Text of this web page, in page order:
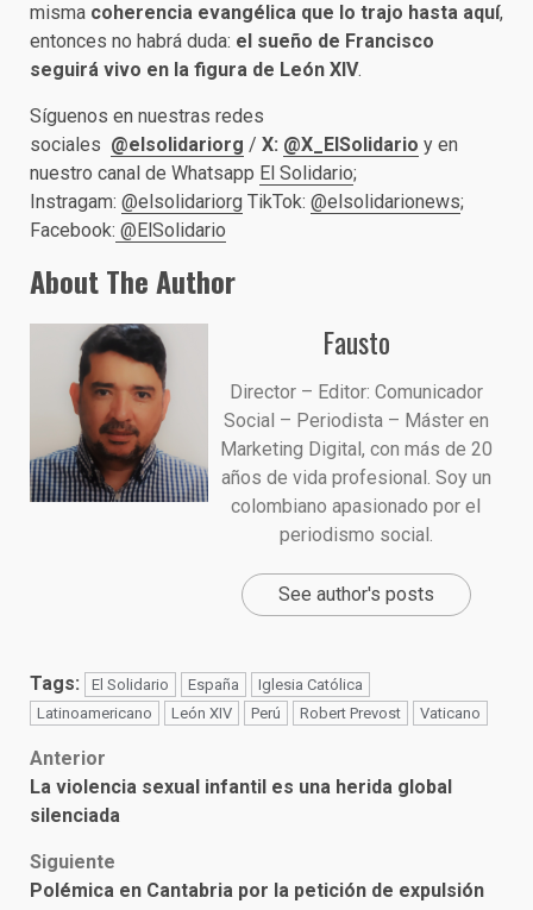
misma coherencia evangélica que lo trajo hasta aquí,
entonces no habrá duda: el sueño de Francisco
seguirá vivo en la figura de León XIV.
Síguenos en nuestras redes
sociales @elsolidariorg / X: @X_ElSolidario y en
nuestro canal de Whatsapp El Solidario;
Instragam: @elsolidariorg TikTok: @elsolidarionews;
Facebook: @ElSolidario
About The Author
Fausto
Director – Editor: Comunicador
Social – Periodista – Máster en
Marketing Digital, con más de 20
años de vida profesional. Soy un
colombiano apasionado por el
periodismo social.
See author's posts
Tags: El Solidario España
Iglesia Católica
Latinoamericano
León XIV Perú Robert Prevost Vaticano
Post
navigation
Anterior
La violencia sexual infantil es una herida global
silenciada
Siguiente
Polémica en Cantabria por la petición de expulsión